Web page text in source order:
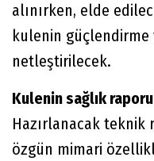
alınırken, elde
kulenin güçlendirme
netleştirilecek.
Kulenin sağlık raporu
Hazırlanacak teknik
özgün mimari